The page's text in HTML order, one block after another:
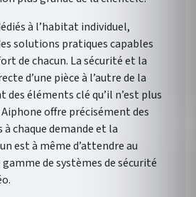
à l’habitat individuel,
solutions pratiques capables
de chacun. La sécurité et la
d’une pièce à l’autre de la
éléments clé qu’il n’est plus
offre précisément des
chaque demande et la
est à même d’attendre au
de systèmes de sécurité